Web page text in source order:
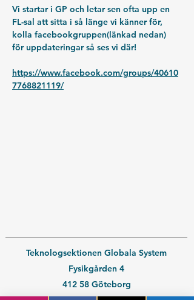
Vi startar i GP och letar sen ofta upp en
FL-sal att sitta i så länge vi känner för,
kolla facebookgruppen(länkad nedan)
för uppdateringar så ses vi där!
https://www.facebook.com/groups/40610
7768821119/
Teknologsektionen Globala System
Fysikgården 4
412 58 Göteborg